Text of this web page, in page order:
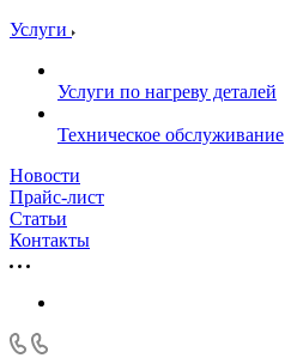
Услуги
Услуги по нагреву деталей
Техническое обслуживание
Новости
Прайс-лист
Статьи
Контакты